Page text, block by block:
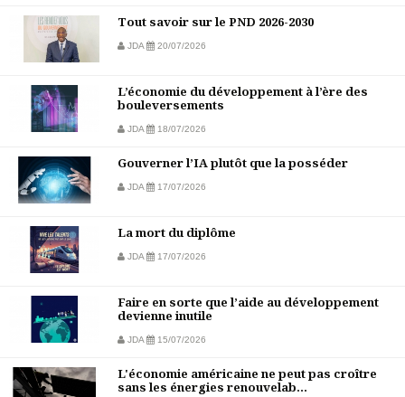
Tout savoir sur le PND 2026-2030
JDA 20/07/2026
L’économie du développement à l’ère des
bouleversements
JDA 18/07/2026
Gouverner l’IA plutôt que la posséder
JDA 17/07/2026
La mort du diplôme
JDA 17/07/2026
Faire en sorte que l’aide au développement
devienne inutile
JDA 15/07/2026
L'économie américaine ne peut pas croître
sans les énergies renouvelab...